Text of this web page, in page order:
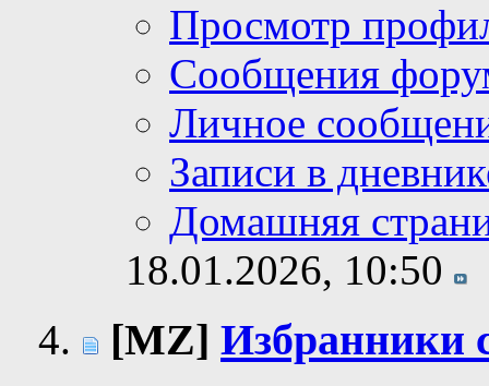
Просмотр
Сообщения
Личное
Записи в
Домашняя
18.01.2026, 10:50
[MZ] Избранники